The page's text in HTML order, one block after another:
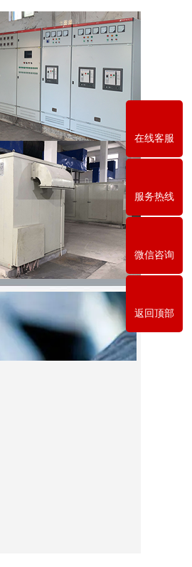
在线客服
服务热线
微信咨询
返回顶部